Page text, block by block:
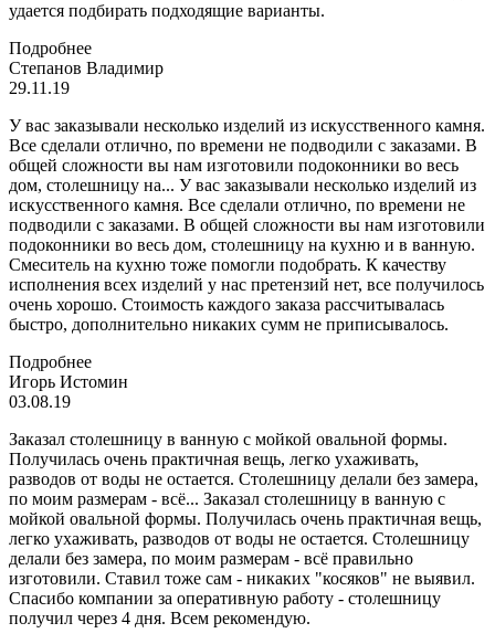
удается подбирать подходящие варианты.
Подробнее
Степанов Владимир
29.11.19
У вас заказывали несколько изделий из искусственного камня.
Все сделали отлично, по времени не подводили с заказами. В
общей сложности вы нам изготовили подоконники во весь
дом, столешницу на... У вас заказывали несколько изделий из
искусственного камня. Все сделали отлично, по времени не
подводили с заказами. В общей сложности вы нам изготовили
подоконники во весь дом, столешницу на кухню и в ванную.
Смеситель на кухню тоже помогли подобрать. К качеству
исполнения всех изделий у нас претензий нет, все получилось
очень хорошо. Стоимость каждого заказа рассчитывалась
быстро, дополнительно никаких сумм не приписывалось.
Подробнее
Игорь Истомин
03.08.19
Заказал столешницу в ванную с мойкой овальной формы.
Получилась очень практичная вещь, легко ухаживать,
разводов от воды не остается. Столешницу делали без замера,
по моим размерам - всё... Заказал столешницу в ванную с
мойкой овальной формы. Получилась очень практичная вещь,
легко ухаживать, разводов от воды не остается. Столешницу
делали без замера, по моим размерам - всё правильно
изготовили. Ставил тоже сам - никаких "косяков" не выявил.
Спасибо компании за оперативную работу - столешницу
получил через 4 дня. Всем рекомендую.